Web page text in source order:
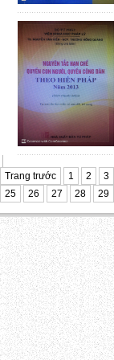
đồng
Phần 4 :
Trân trọng
(29/10/
Trang trước 1 2 3
25
26 27 28 29